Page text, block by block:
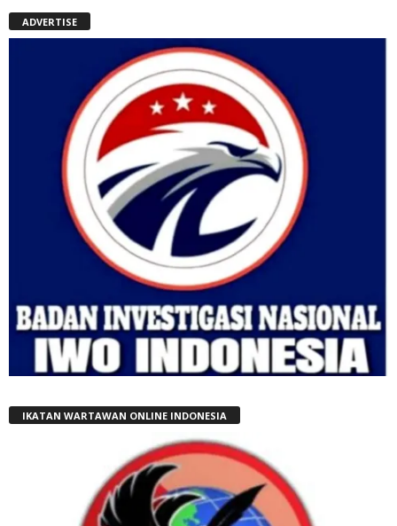
ADVERTISE
IKATAN WARTAWAN ONLINE INDONESIA